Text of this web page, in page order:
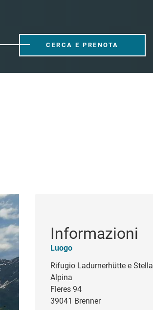
CERCA E PRENOTA
Informazioni
Luogo
Rifugio Ladurnerhütte e Stella
Alpina
Fleres 94
39041 Brenner